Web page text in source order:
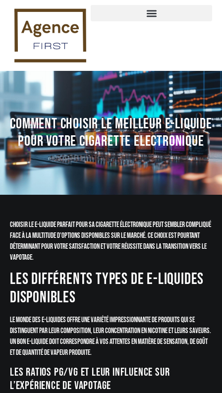
Comment choisir le meilleur e-liquide
pour votre cigarette electronique
Choisir le e-liquide parfait pour sa cigarette électronique peut sembler compliqué
face à la multitude d’options disponibles sur le marché. Ce choix est pourtant
déterminant pour votre satisfaction et votre réussite dans la transition vers le
vapotage.
Les différents types de e-liquides
disponibles
Le monde des e-liquides offre une variété impressionnante de produits qui se
distinguent par leur composition, leur concentration en nicotine et leurs saveurs.
Un bon e-liquide doit correspondre à vos attentes en matière de sensation, de goût
et de quantité de vapeur produite.
Les ratios PG/VG et leur influence sur
l’expérience de vapotage